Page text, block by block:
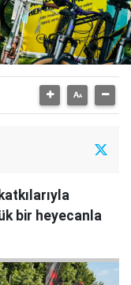
bir heyecanla